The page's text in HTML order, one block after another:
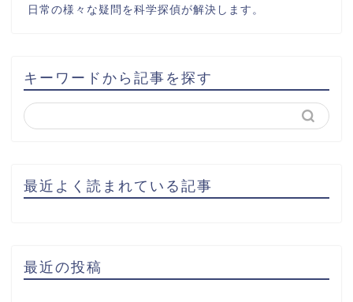
日常の様々な疑問を科学探偵が解決します。
キーワードから記事を探す
最近よく読まれている記事
最近の投稿